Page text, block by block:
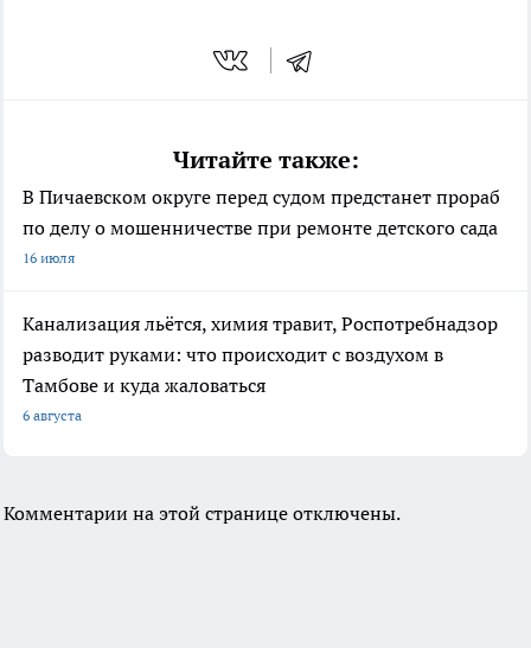
Читайте также:
В Пичаевском округе перед судом предстанет прораб
по делу о мошенничестве при ремонте детского сада
16 июля
Канализация льётся, химия травит, Роспотребнадзор
разводит руками: что происходит с воздухом в
Тамбове и куда жаловаться
6 августа
Комментарии на этой странице отключены.